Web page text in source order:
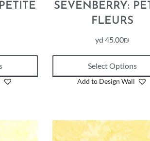
SEVENBERRY:
FLEURS
45.00₪
Select Options
Add to Design Wall